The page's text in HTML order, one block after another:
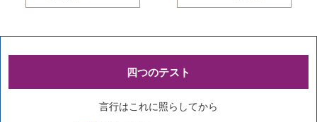
四つのテスト
言行はこれに照らしてから